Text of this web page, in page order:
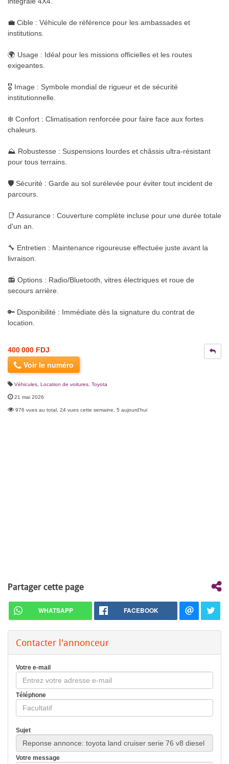
💼 Cible : Véhicule de référence pour les ambassades et
institutions.
🌍 Usage : Idéal pour les missions officielles et les routes
exigeantes.
🎖️ Image : Symbole mondial de rigueur et de sécurité
institutionnelle.
❄️ Confort : Climatisation renforcée pour faire face aux fortes
chaleurs.
⛰️ Robustesse : Suspensions lourdes et châssis ultra-résistant
pour tous terrains.
🛡️ Sécurité : Garde au sol surélevée pour éviter tout incident de
parcours.
📑 Assurance : Couverture complète incluse pour une durée totale
d'un an.
🔧 Entretien : Maintenance rigoureuse effectuée juste avant la
livraison.
📻 Options : Radio/Bluetooth, vitres électriques et roue de
secours arrière.
🔑 Disponibilité : Immédiate dès la signature du contrat de
location.
400 000 FDJ
Voir le numéro
Véhicules Location de voitures Toyota
21 mai 2026
976 vues au total, 24 vues cette semaine, 5 aujourd'hui
Partager cette page
WHATSAPP FACEBOOK
Contacter l'annonceur
Votre e-mail
Téléphone
Sujet
Votre message